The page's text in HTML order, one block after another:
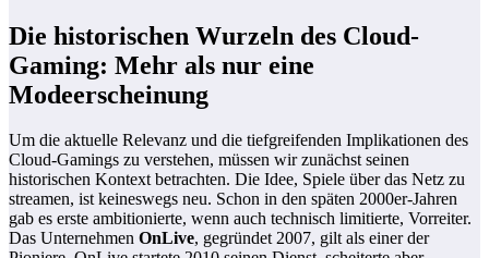
Die historischen Wurzeln des Cloud-
Gaming: Mehr als nur eine
Modeerscheinung
Um die aktuelle Relevanz und die tiefgreifenden Implikationen des
Cloud-Gamings zu verstehen, müssen wir zunächst seinen
historischen Kontext betrachten. Die Idee, Spiele über das Netz zu
streamen, ist keineswegs neu. Schon in den späten 2000er-Jahren
gab es erste ambitionierte, wenn auch technisch limitierte, Vorreiter.
Das Unternehmen OnLive, gegründet 2007, gilt als einer der